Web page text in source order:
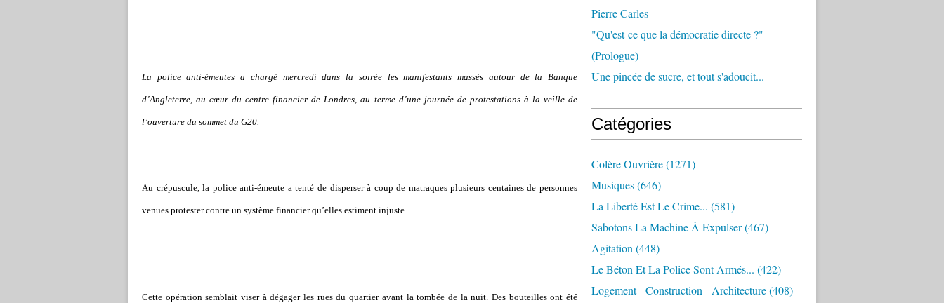
La police anti-émeutes a chargé mercredi dans la soirée les manifestants massés autour de la Banque
d’Angleterre, au cœur du centre financier de Londres, au terme d’une journée de protestations à la veille de
l’ouverture du sommet du G20.
Au crépuscule, la police anti-émeute a tenté de disperser à coup de matraques plusieurs centaines de personnes
venues protester contre un système financier qu’elles estiment injuste.
Cette opération semblait viser à dégager les rues du quartier avant la tombée de la nuit. Des bouteilles ont été
Pierre Carles
"Qu'est-ce que la démocratie directe ?"
(Prologue)
Une pincée de sucre, et tout s'adoucit...
Catégories
Colère Ouvrière(1271)
Musiques(646)
La Liberté Est Le Crime... (581)
Sabotons La Machine À Expulser(467)
Agitation (448)
Le Béton Et La Police Sont Armés... (422)
Logement - Construction - Architecture(408)